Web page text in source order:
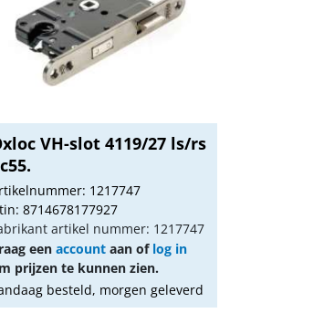
VH-slot 4119/27 ls/rs
1217747
8714678177927
artikel nummer: 1217747
eenaccount aan of log in
prijzen te kunnen zien.
besteld, morgen geleverd